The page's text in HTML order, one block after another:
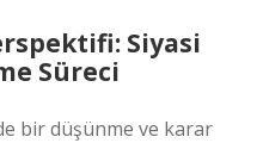
Siyasi
Süreci
bir düşünme ve karar